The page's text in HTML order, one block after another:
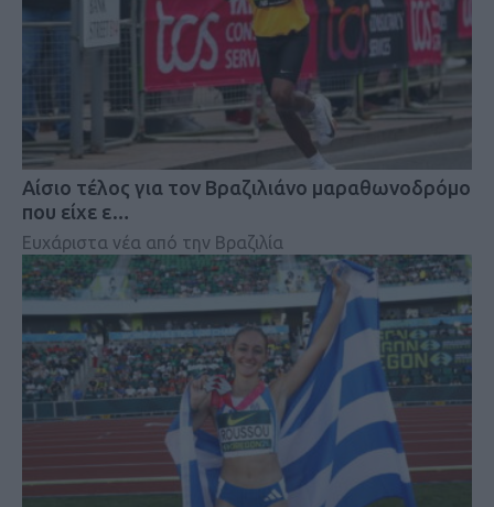
Αίσιο τέλος για τον Βραζιλιάνο μαραθωνοδρόμο
που είχε ε…
Ευχάριστα νέα από την Βραζιλία